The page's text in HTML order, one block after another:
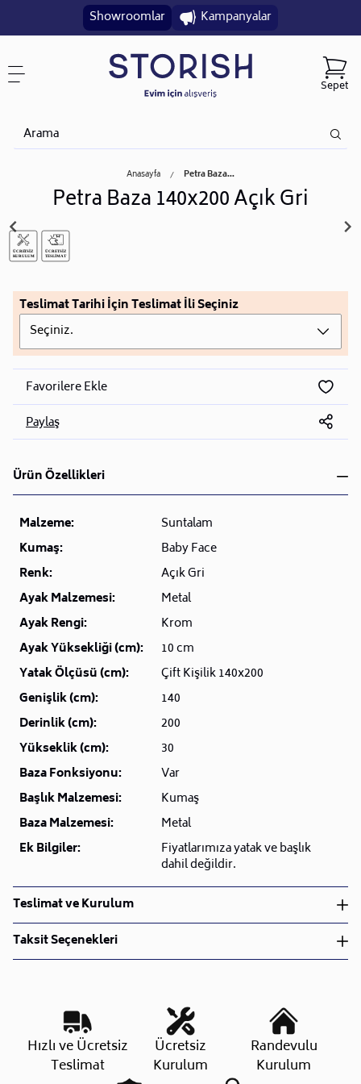
Showroomlar Kampanyalar
Sepet
Anasayfa Petra Baza...
Petra Baza 140x200 Açık Gri
Teslimat Tarihi İçin Teslimat İli Seçiniz
Seçiniz.
Favorilere Ekle
Paylaş
Ürün Özellikleri
Malzeme:
Suntalam
Kumaş:
Baby Face
Renk:
Açık Gri
Ayak Malzemesi:
Metal
Ayak Rengi:
Krom
Ayak Yüksekliği (cm):
10 cm
Yatak Ölçüsü (cm):
Çift Kişilik 140x200
Genişlik (cm):
140
Derinlik (cm):
200
Yükseklik (cm):
30
Baza Fonksiyonu:
Var
Başlık Malzemesi:
Kumaş
Baza Malzemesi:
Metal
Ek Bilgiler:
Fiyatlarımıza yatak ve başlık
dahil değildir.
Teslimat ve Kurulum
Teslimat ve Kurulum
• Siparişlerinizi aldıktan sonra en kısa sürede işleme
Kargo süreçlerimizi güçlü lojistik ağımızla
destekleyerek, teslimatı en hızlı şekilde
gerçekleştiriyoruz.
Siparişiniz hazırlandığında kurulum ekiplerimiz sizin
Taksit Seçenekleri
Taksit Sayısı Aylık Tutar
Toplam Tutar
Tek Çekim
12.899,00 TL
12.899,00 TL
Hızlı ve Ücretsiz
Teslimat
Ücretsiz
Kurulum
Randevulu
Kurulum